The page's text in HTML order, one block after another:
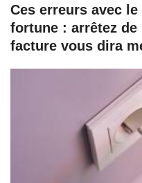
Ces erreurs avec
fortune : arrêtez
facture vous dira